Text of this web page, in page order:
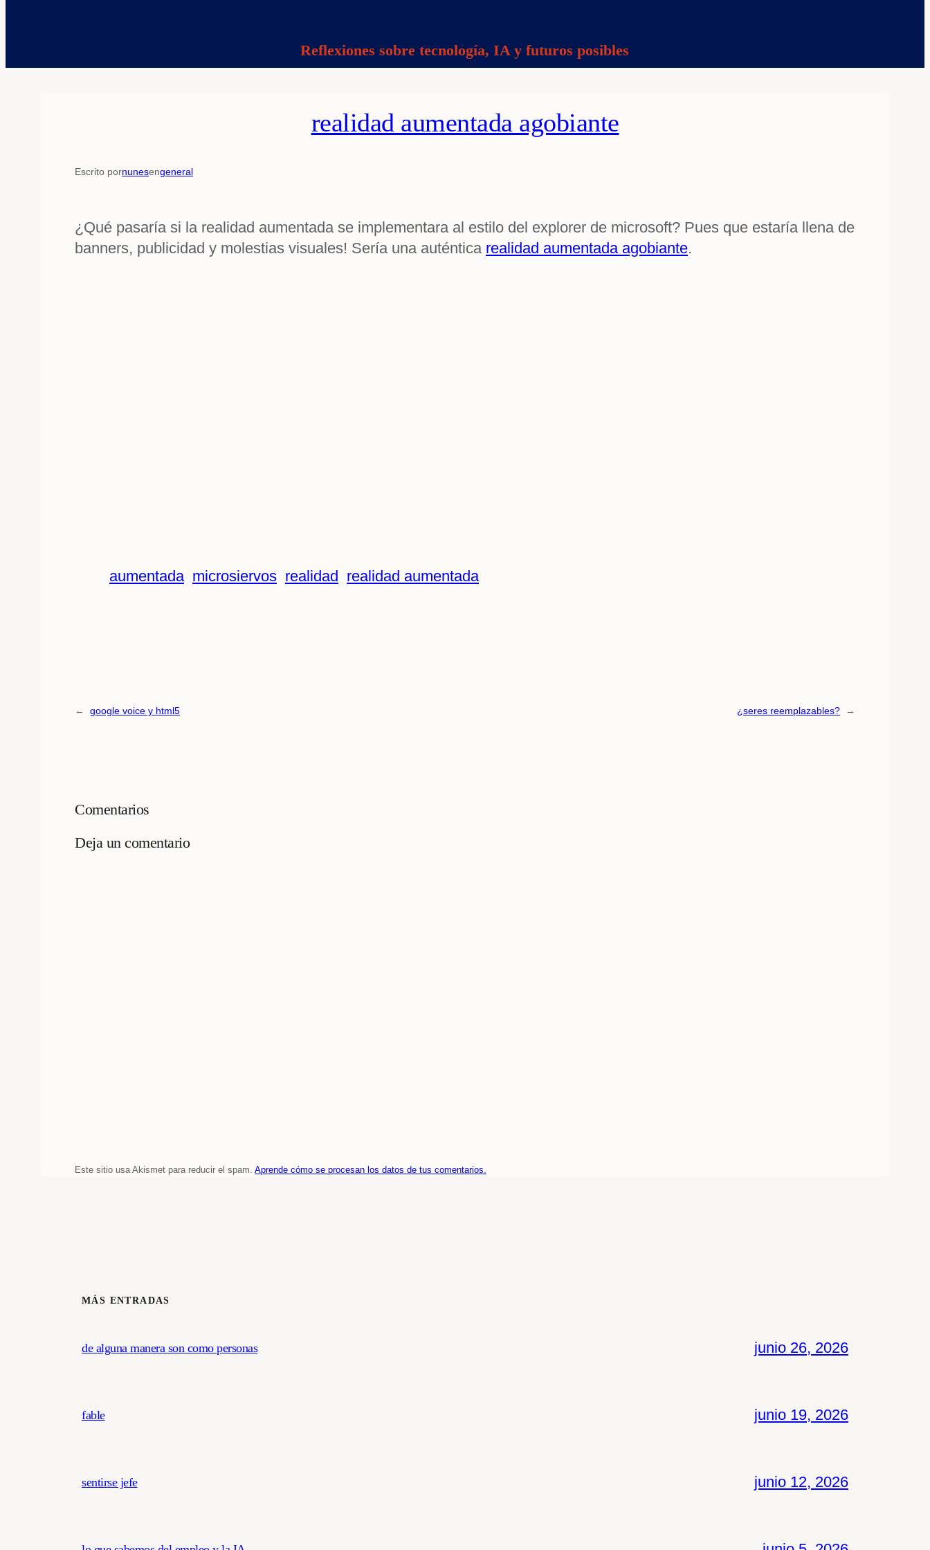
Reflexiones sobre tecnología, IA y futuros posibles
realidad aumentada agobiante
Escrito pornunesengeneral
¿Qué pasaría si la realidad aumentada se implementara al estilo del explorer de microsoft? Pues que estaría llena de
banners, publicidad y molestias visuales! Sería una auténtica realidad aumentada agobiante.
aumentada microsiervos realidad realidad aumentada
← google voice y html5 ¿seres reemplazables? →
Comentarios
Deja un comentario
Este sitio usa Akismet para reducir el spam. Aprende cómo se procesan los datos de tus comentarios.
MÁS ENTRADAS
de alguna manera son como personas junio 26, 2026
fable junio 19, 2026
sentirse jefe junio 12, 2026